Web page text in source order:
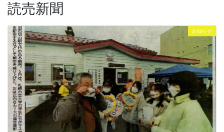
読売新聞
お知らせ